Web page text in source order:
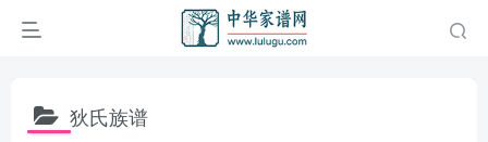
狄氏族谱